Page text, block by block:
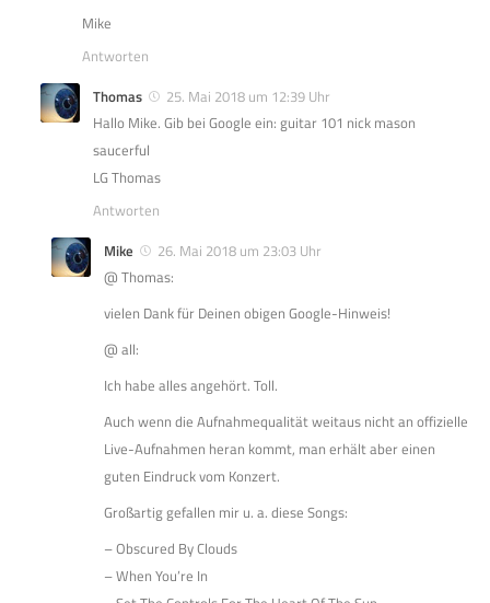
Mike
Antworten
Thomas
25. Mai 2018 um 12:39 Uhr
Hallo Mike. Gib bei Google ein: guitar 101 nick mason
saucerful
LG Thomas
Antworten
Mike
26. Mai 2018 um 23:03 Uhr
@ Thomas:
vielen Dank für Deinen obigen Google-Hinweis!
@ all:
Ich habe alles angehört. Toll.
Auch wenn die Aufnahmequalität weitaus nicht an offizielle
Live-Aufnahmen heran kommt, man erhält aber einen
guten Eindruck vom Konzert.
Großartig gefallen mir u. a. diese Songs:
– Obscured By Clouds
– When You’re In